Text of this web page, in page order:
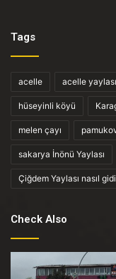
Tags
acelle acelle yaylası
hüseyinli köyü
melen çayı
sakarya İnönü Yaylası
Çiğdem Yaylası nasıl
Check Also